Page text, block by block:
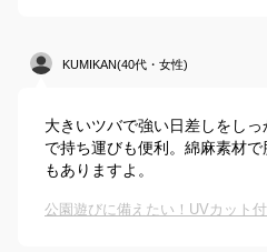
KUMIKAN(40代・女性)
大きいツバで強い日差しをし
で持ち運びも便利。綿麻素材
もありますよ。